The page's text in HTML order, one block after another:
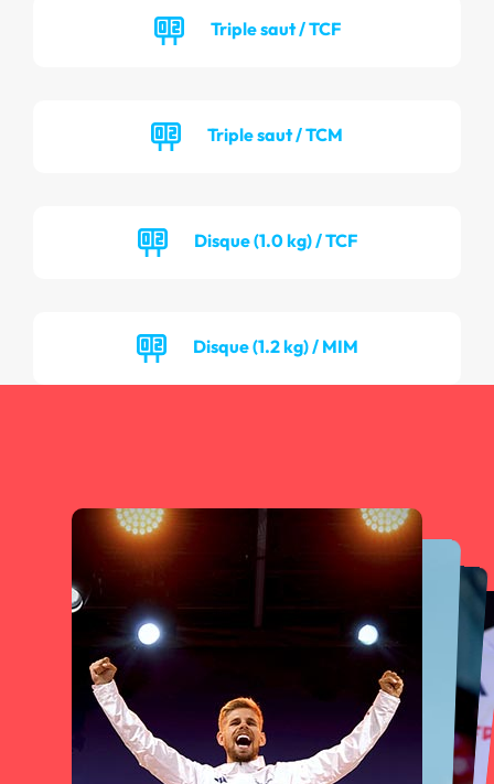
Triple saut / TCF
Triple saut / TCM
Disque (1.0 kg) / TCF
Disque (1.2 kg) / MIM